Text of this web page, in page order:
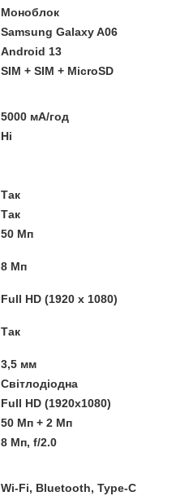
Моноблок
Samsung Galaxy A06
Android 13
SIM + SIM + MicroSD
5000 мА/год
Ні
Так
Так
50 Мп
8 Мп
Full HD (1920 x 1080)
Так
3,5 мм
Світлодіодна
Full HD (1920x1080)
50 Мп + 2 Мп
8 Мп, f/2.0
Wi-Fi, Bluetooth, Type-C